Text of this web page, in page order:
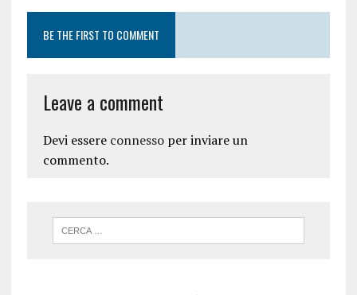
BE THE FIRST TO COMMENT
Leave a comment
Devi essere connessoper inviare un
commento.